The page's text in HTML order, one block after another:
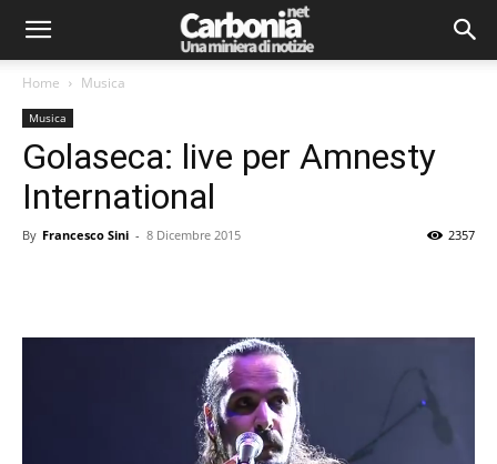
Home Musica
Musica
Golaseca: live per Amnesty
International
By Francesco Sini - 8 Dicembre 2015 2357